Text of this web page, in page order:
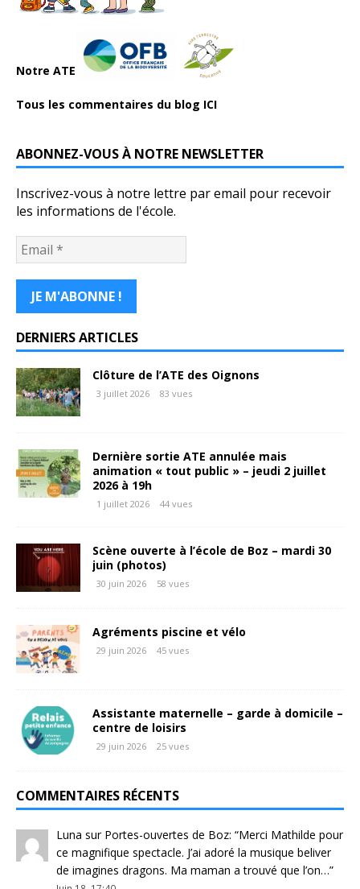
Notre ATE
Tous les commentaires du blog ICI
ABONNEZ-VOUS À NOTRE NEWSLETTER
Inscrivez-vous à notre lettre par email pour recevoir
les informations de l'école.
DERNIERS ARTICLES
Clôture de l’ATE des Oignons
3 juillet 2026 83 vues
Dernière sortie ATE annulée mais
animation « tout public » – jeudi 2 juillet
2026 à 19h
1 juillet 2026 44 vues
Scène ouverte à l’école de Boz – mardi 30
juin (photos)
30 juin 2026 58 vues
Agréments piscine et vélo
29 juin 2026 45 vues
Assistante maternelle – garde à domicile –
centre de loisirs
29 juin 2026 25 vues
COMMENTAIRES RÉCENTS
Luna sur Portes-ouvertes de Boz: “Merci Mathilde pour
ce magnifique spectacle. J’ai adoré la musique beliver
de imagines dragons. Ma maman a trouvé que l’on…”